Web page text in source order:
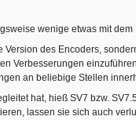
wenige etwas mit
des Encoders,
Verbesserungen
an beliebige Stellen
hat, hieß SV7 bzw.
lassen sie sich auch